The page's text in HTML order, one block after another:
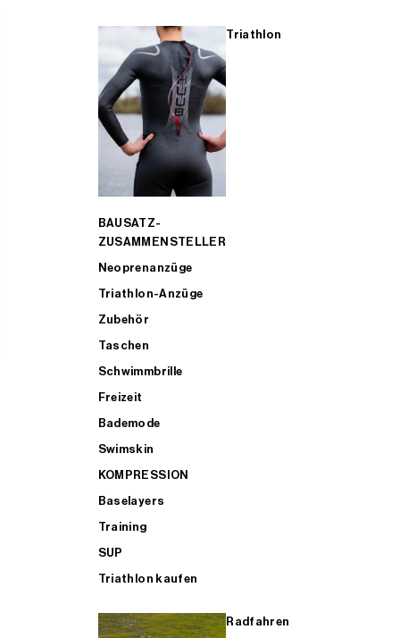
Triathlon
BAUSATZ-
ZUSAMMENSTELLER
Neoprenanzüge
Triathlon-Anzüge
Zubehör
Taschen
Schwimmbrille
Freizeit
Bademode
Swimskin
KOMPRESSION
Baselayers
Training
SUP
Triathlon kaufen
Radfahren